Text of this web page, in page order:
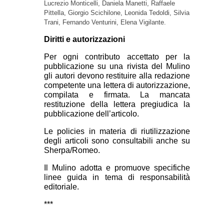
Lucrezio Monticelli, Daniela Manetti, Raffaele
Pittella, Giorgio Scichilone, Leonida Tedoldi, Silvia
Trani, Fernando Venturini, Elena Vigilante.
Diritti e autorizzazioni
Per ogni contributo accettato per la
pubblicazione su una rivista del Mulino
gli autori devono restituire alla redazione
competente una lettera di autorizzazione,
compilata e firmata. La mancata
restituzione della lettera pregiudica la
pubblicazione dell’articolo.
Le policies in materia di riutilizzazione
degli articoli sono consultabili anche su
Sherpa/Romeo.
Il Mulino adotta e promuove specifiche
linee guida in tema di responsabilità
editoriale.
***